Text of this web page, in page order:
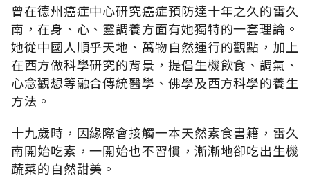
曾在德州癌症中心研究癌症預防達十年之久的雷久
南，在身、心、靈調養方面有她獨特的一套理論。
她從中國人順乎天地、萬物自然運行的觀點，加上
在西方做科學研究的背景，提倡生機飲食、調氣、
心念觀想等融合傳統醫學、佛學及西方科學的養生
方法。
十九歲時，因緣際會接觸一本天然素食書籍，雷久
南開始吃素，一開始也不習慣，漸漸地卻吃出生機
蔬菜的自然甜美。